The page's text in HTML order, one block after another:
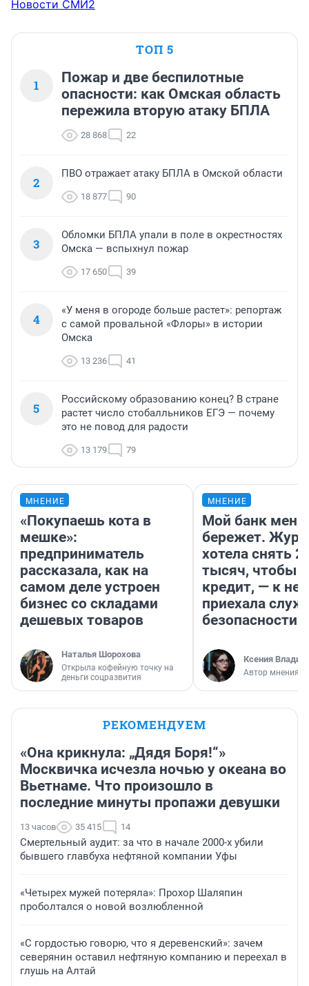
Новости СМИ2
ТОП 5
1
Пожар и две беспилотные
опасности: как Омская область
пережила вторую атаку БПЛА
28 868 22
2
ПВО отражает атаку БПЛА в Омской области
18 877 90
3
Обломки БПЛА упали в поле в окрестностях
Омска — вспыхнул пожар
17 650 39
4
«У меня в огороде больше растет»: репортаж
с самой провальной «Флоры» в истории
Омска
13 236 41
5
Российскому образованию конец? В стране
растет число стобалльников ЕГЭ — почему
это не повод для радости
13 179 79
МНЕНИЕ
«Покупаешь кота в
мешке»:
предприниматель
рассказала, как на
самом деле устроен
бизнес со складами
дешевых товаров
Наталья Шорохова
Открыла кофейную точку на
деньги соцразвития
МНЕНИЕ
Мой банк меня
бережет.
хотела снять
тысяч, чтобы
кредит, — к
приехала
безопасности
Ксения
Автор мнения
РЕКОМЕНДУЕМ
«Она крикнула: „Дядя Боря!“»
Москвичка исчезла ночью у океана во
Вьетнаме. Что произошло в
последние минуты пропажи девушки
13 часов 35 415 14
Смертельный аудит: за что в начале 2000-х убили
бывшего главбуха нефтяной компании Уфы
«Четырех мужей потеряла»: Прохор Шаляпин
проболтался о новой возлюбленной
«С гордостью говорю, что я деревенский»: зачем
северянин оставил нефтяную компанию и переехал в
глушь на Алтай